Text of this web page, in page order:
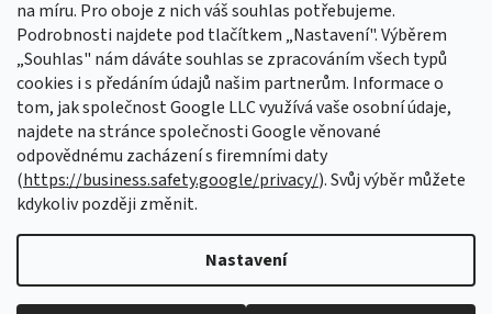
na míru. Pro oboje z nich váš souhlas potřebujeme.
Podrobnosti najdete pod tlačítkem „Nastavení". Výběrem
„Souhlas" nám dáváte souhlas se zpracováním všech typů
cookies i s předáním údajů našim partnerům. Informace o
tom, jak společnost Google LLC využívá vaše osobní údaje,
najdete na stránce společnosti Google věnované
odpovědnému zacházení s firemními daty
(https://business.safety.google/privacy/). Svůj výběr můžete
kdykoliv později změnit.
Nastavení
Odebírat newsletter
Vložte svůj e-mail a my vám budeme zasílat informace o nových
produktech na našem e-shopu.
E-mail
Vložením e-mailu souhlasíte s podmínkami ochrany osobních údajů